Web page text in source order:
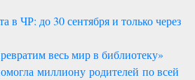
в ЧР: до 30 сентября и только через
весь мир в библиотеку»
миллиону родителей по всей